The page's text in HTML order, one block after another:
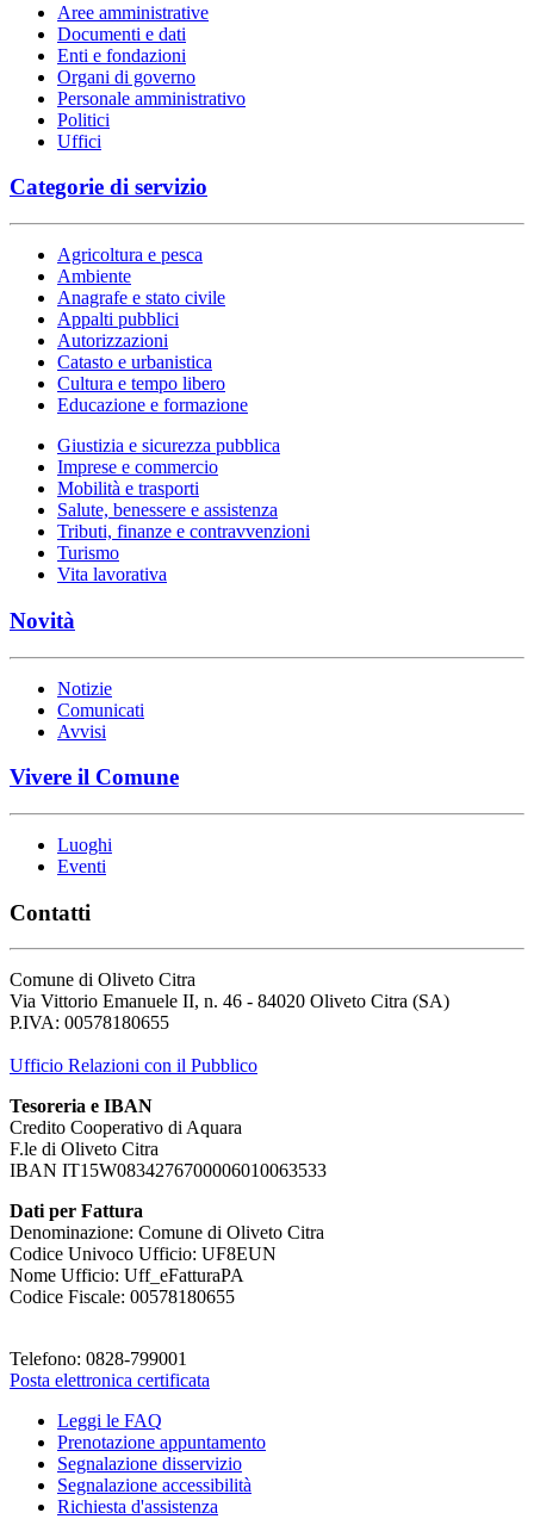
Aree amministrative
Documenti e dati
Enti e fondazioni
Organi di governo
Personale amministrativo
Politici
Uffici
Categorie di servizio
Agricoltura e pesca
Ambiente
Anagrafe e stato civile
Appalti pubblici
Autorizzazioni
Catasto e urbanistica
Cultura e tempo libero
Educazione e formazione
Giustizia e sicurezza pubblica
Imprese e commercio
Mobilità e trasporti
Salute, benessere e assistenza
Tributi, finanze e contravvenzioni
Turismo
Vita lavorativa
Novità
Notizie
Comunicati
Avvisi
Vivere il Comune
Luoghi
Eventi
Contatti
Comune di Oliveto Citra
Via Vittorio Emanuele II, n. 46 - 84020 Oliveto Citra (SA)
P.IVA: 00578180655
Ufficio Relazioni con il Pubblico
Tesoreria e IBAN
Credito Cooperativo di Aquara
F.le di Oliveto Citra
IBAN IT15W0834276700006010063533
Dati per Fattura
Denominazione: Comune di Oliveto Citra
Codice Univoco Ufficio: UF8EUN
Nome Ufficio: Uff_eFatturaPA
Codice Fiscale: 00578180655
Telefono: 0828-799001
Posta elettronica certificata
Leggi le FAQ
Prenotazione appuntamento
Segnalazione disservizio
Segnalazione accessibilità
Richiesta d'assistenza